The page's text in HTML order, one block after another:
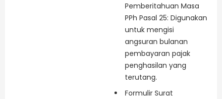
Pemberitahuan Masa
PPh Pasal 25: Digunakan
untuk mengisi
angsuran bulanan
pembayaran pajak
penghasilan yang
terutang.
Formulir Surat